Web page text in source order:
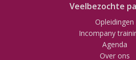
Veelbezochte
Opleidingen
Incompany
Agenda
Over ons